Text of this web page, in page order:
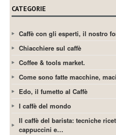
CATEGORIE
Caffè con gli esperti, il nostro
Chiacchiere sul caffè
Coffee & tools market.
Come sono fatte macchine,
Edo, il fumetto al Caffè
I caffè del mondo
Il caffè del barista: tecniche
cappuccini e…